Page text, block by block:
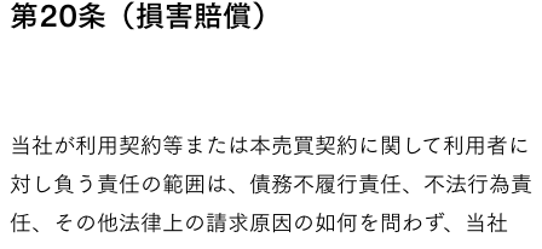
第20条（損害賠償）
当社が利用契約等または本売買契約に関して利用者に
対し負う責任の範囲は、債務不履行責任、不法行為責
任、その他法律上の請求原因の如何を問わず、当社